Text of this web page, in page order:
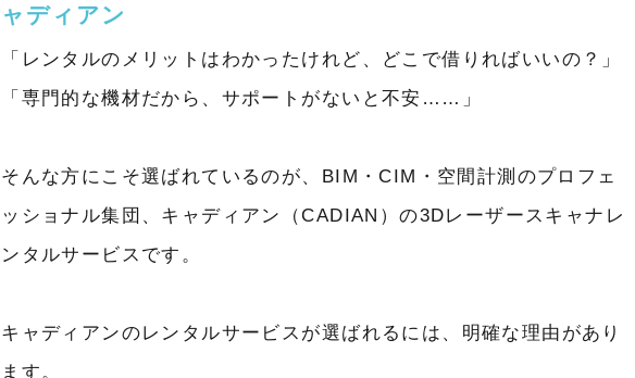
ャディアン
「レンタルのメリットはわかったけれど、どこで借りればいいの？」
「専門的な機材だから、サポートがないと不安……」
そんな方にこそ選ばれているのが、BIM・CIM・空間計測のプロフェ
ッショナル集団、キャディアン（CADIAN）の3Dレーザースキャナレ
ンタルサービスです。
キャディアンのレンタルサービスが選ばれるには、明確な理由があり
ます。